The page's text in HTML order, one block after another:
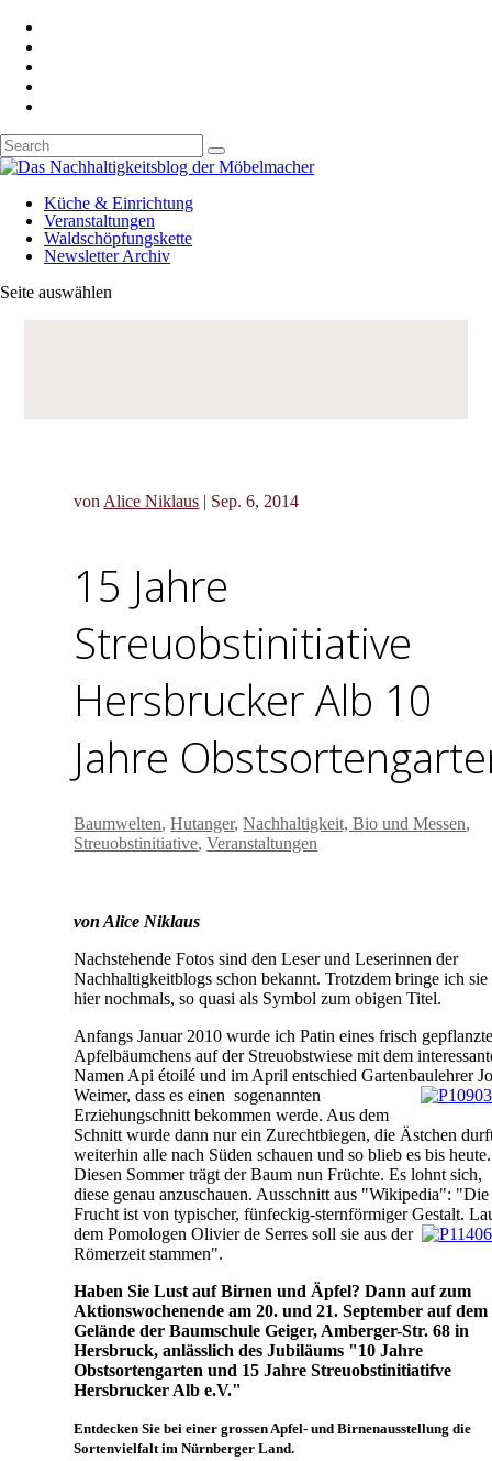
Küche & Einrichtung
Veranstaltungen
Waldschöpfungskette
Newsletter Archiv
Seite auswählen
von Alice Niklaus | Sep. 6, 2014
15 Jahre
Streuobstinitiative
Hersbrucker Alb 10
Jahre
Baumwelten,Hutanger,Nachhaltigkeit, Bio und Messen,
Streuobstinitiative,Veranstaltungen
von Alice Niklaus
Nachstehende Fotos sind den Leser und Leserinnen der
Nachhaltigkeitblogs schon bekannt. Trotzdem bringe ich sie
hier nochmals, so quasi als Symbol zum obigen Titel.
Anfangs Januar 2010 wurde ich Patin eines frisch
Apfelbäumchens auf der Streuobstwiese mit dem
Namen Api étoilé und im April entschied Gartenbaulehrer
Weimer, dass es einensogenannten
Erziehungschnitt bekommen werde. Aus dem
Schnitt wurde dann nur ein Zurechtbiegen, die Ästchen
weiterhin alle nach Süden schauen und so blieb es bis heute.
Diesen Sommer trägt der Baum nun Früchte. Es lohnt sich,
diese genau anzuschauen. Ausschnitt aus "Wikipedia": "Die
Frucht ist von typischer, fünfeckig-sternförmiger Gestalt.
dem Pomologen Olivier de Serres soll sie aus der
Römerzeit stammen".
Haben Sie Lust auf Birnen und Äpfel? Dann auf zum
Aktionswochenende am 20. und 21. September auf dem
Gelände der Baumschule Geiger, Amberger-Str. 68 in
Hersbruck, anlässlich des Jubiläums "10 Jahre
Obstsortengarten und 15 Jahre Streuobstinitiatifve
Hersbrucker Alb e.V."
Entdecken Sie bei einer grossen Apfel- und Birnenausstellung die
Sortenvielfalt im Nürnberger Land.